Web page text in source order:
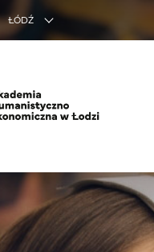
ŁÓDŹ